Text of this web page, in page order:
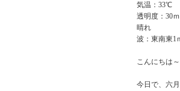
気温：33℃
透明度：30ｍ
晴れ
波：東南東1
こんにち
今日で、六